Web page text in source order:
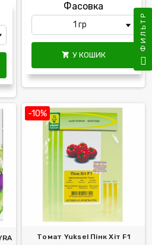
Фасовка
 У КОШИК
-10%
Томат Yuksel Пінк Хіт F1
ФИЛЬТР